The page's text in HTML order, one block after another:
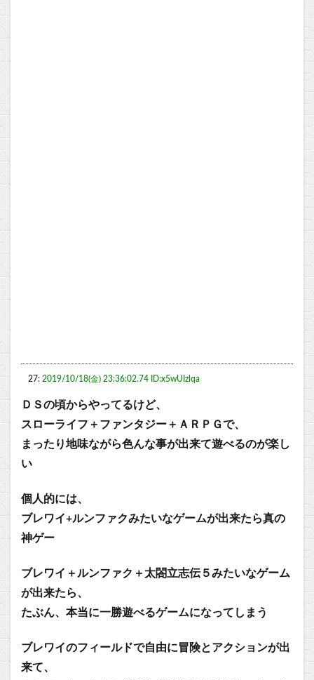
27: 2019/10/18(金) 23:36:02.74 ID:x5wUIzlqa
ＤＳの頃からやってるけど、
スローライフ＋ファンタジー＋ＡＲＰＧで、
まったり地味ながら色んな事が出来て遊べるのが楽し
い
個人的には、
ブレワイ+ルンファクみたいなゲームが出来たら真の
神ゲー
ブレワイ＋ルンファク＋太閤立志伝５みたいなゲーム
が出来たら、
たぶん、本当に一勝遊べるゲームになってしまう
ブレワイのフィールドで自由に冒険とアクションが出
来て、